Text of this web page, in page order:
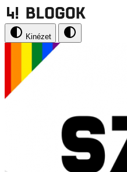
Kinézet